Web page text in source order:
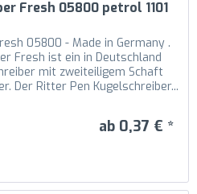
Fresh 05800 petrol 1101
05800 - Made in Germany .
Fresh ist ein in Deutschland
mit zweiteiligem Schaft
Der Ritter Pen Kugelschreiber...
ab 0,37 € *